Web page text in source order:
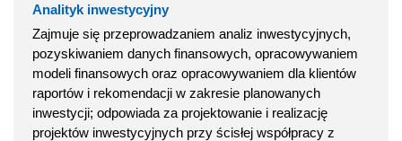
Analityk inwestycyjny
Zajmuje się przeprowadzaniem analiz inwestycyjnych,
pozyskiwaniem danych finansowych, opracowywaniem
modeli finansowych oraz opracowywaniem dla klientów
raportów i rekomendacji w zakresie planowanych
inwestycji; odpowiada za projektowanie i realizację
projektów inwestycyjnych przy ścisłej współpracy z